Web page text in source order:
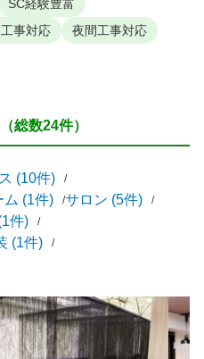
SC経験豊富
事対応
夜間工事対応
（総数24件）
(10件)
ム (1件)
サロン (5件)
件)
(1件)